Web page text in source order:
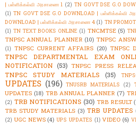
| பள்ளிக்கல்வி அரசாணை 1 (2) TN GOVT DSE G.O
(1) TN GOVT DSE G.O DOWNLOAD | பள்ளிக்கல்வி
DOWNLOAD | பள்ளிக்கல்வி அரசாணை 4 (1) TN
(1) TN TEXT BOOKS ONLINE (1) TNCMTSE (5)
TNPSC ANNUAL PLANNER (10) TNPSC
(1) TNPSC CURRENT AFFAIRS (20) TNPSC
TNPSC DEPARTMENTAL EXAM
NOTIFICATION (53) TNPSC PRESS
TNPSC STUDY MATERIALS (35)
UPDATES (196) TNUSRB MATERIALS (2)
UPDATES (18) TRB ANNUAL PLANNER (7)
(2) TRB NOTIFICATIONS (30) TRB RESULT
TRB STUDY MATERIALS (3) TRB UPDATES
(2) UGC NEWS (4) UPS UPDATES (1) VIDEO (6)